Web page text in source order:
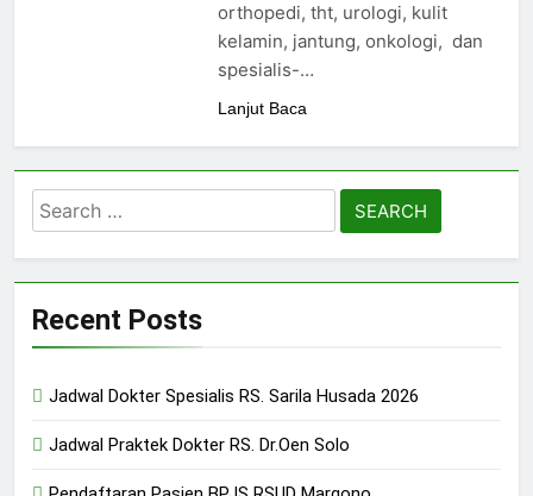
orthopedi, tht, urologi, kulit
kelamin, jantung, onkologi, dan
spesialis-…
Lanjut Baca
Search
for:
Recent Posts
Jadwal Dokter Spesialis RS. Sarila Husada 2026
Jadwal Praktek Dokter RS. Dr.Oen Solo